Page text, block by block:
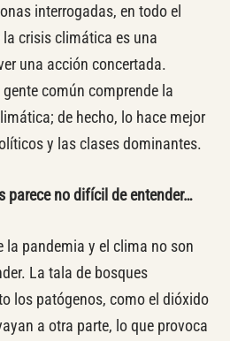
interrogadas, en todo el
crisis climática es una
una acción concertada.
común comprende la
de hecho, lo hace mejor
y las clases dominantes.
parece no difícil de entender…
la pandemia y el clima no son
La tala de bosques
los patógenos, como el dióxido
a otra parte, lo que provoca